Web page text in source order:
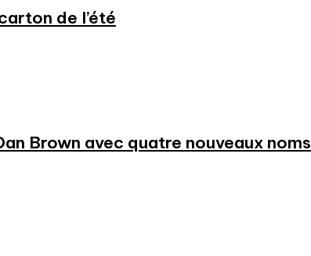
de l’été
Brown avec quatre nouveaux noms